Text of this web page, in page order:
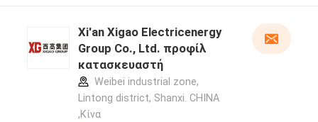
Xi'an Xigao Electricenergy
Group Co., Ltd. προφίλ
κατασκευαστή
Weibei industrial zone,
Lintong district, Shanxi. CHINA
,Κίνα